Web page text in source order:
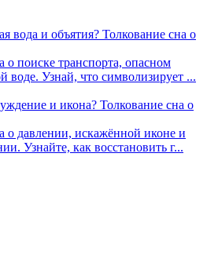
вода и объятия? Толкование сна о
о поиске транспорта, опасном
воде. Узнай, что символизирует ...
и икона? Толкование сна о
о давлении, искажённой иконе и
Узнайте, как восстановить г...